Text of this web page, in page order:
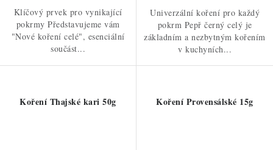
Klíčový prvek pro vynikající
pokrmy Představujeme vám
"Nové koření celé", esenciální
součást...
Univerzální koření pro každý
pokrm Pepř černý celý je
základním a nezbytným kořením
v kuchyních...
Koření Thajské kari 50g Koření Provensálské 15g